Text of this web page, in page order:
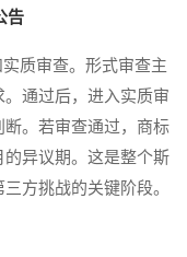
告
质审查。形式审查主
通过后，进入实质审
。若审查通过，商标
异议期。这是整个斯
方挑战的关键阶段。